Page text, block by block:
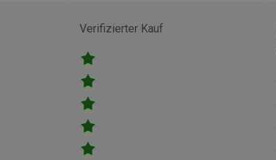
Verifizierter Kauf